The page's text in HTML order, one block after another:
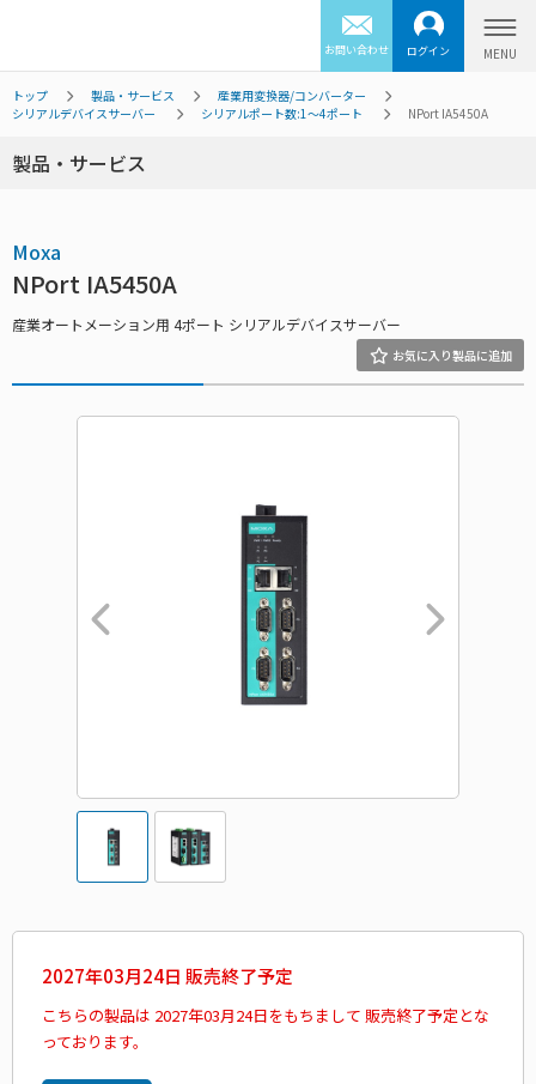
お問い合わせ ログイン
トップ 製品・サービス
産業用変換器/コンバーター
シリアルデバイスサーバー
シリアルポート数:1～4ポート NPort IA5450A
製品・サービス
Moxa
NPort IA5450A
産業オートメーション用 4ポート シリアルデバイスサーバー
2027年03月24日 販売終了予定
こちらの製品は 2027年03月24日をもちまして 販売終了予定とな
っております。